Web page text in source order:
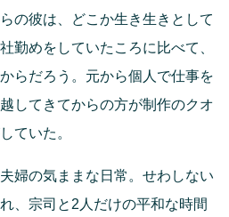
の彼は、どこか生き生きとして
勤めをしていたころに比べて、
らだろう。元から個人で仕事を
してきてからの方が制作のクオ
ていた。
婦の気ままな日常。せわしない
、宗司と2人だけの平和な時間